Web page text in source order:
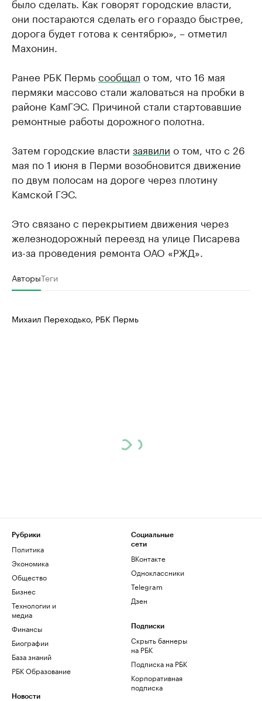
было сделать. Как говорят городские власти,
они постараются сделать его гораздо быстрее,
дорога будет готова к сентябрю», – отметил
Махонин.
Ранее РБК Пермьсообщал о том, что 16 мая
пермяки массово стали жаловаться на пробки в
районе КамГЭС. Причиной стали стартовавшие
ремонтные работы дорожного полотна.
Затем городские власти заявили о том, что с 26
мая по 1 июня в Перми возобновится движение
по двум полосам на дороге через плотину
Камской ГЭС.
Это связано с перекрытием движения через
железнодорожный переезд на улице Писарева
из-за проведения ремонта ОАО «РЖД».
АвторыТеги
Михаил Переходько, РБК Пермь
Рубрики
Политика
Экономика
Общество
Бизнес
Технологии и
медиа
Финансы
Биографии
База знаний
РБК Образование
Новости
Социальные
сети
ВКонтакте
Одноклассники
Telegram
Дзен
Подписки
Скрыть баннеры
на РБК
Подписка на РБК
Корпоративная
подписка